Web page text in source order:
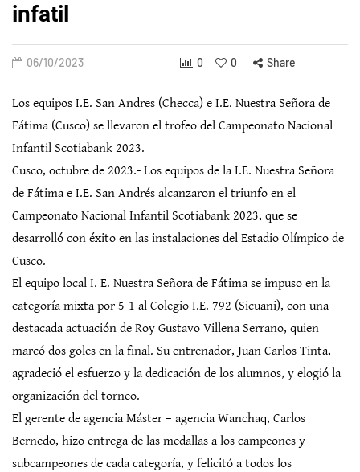
infatil
06/10/2023 0 0 Share
Los equipos I.E. San Andres (Checca) e I.E. Nuestra Señora de
Fátima (Cusco) se llevaron el trofeo del Campeonato Nacional
Infantil Scotiabank 2023.
Cusco, octubre de 2023.- Los equipos de la I.E. Nuestra Señora
de Fátima e I.E. San Andrés alcanzaron el triunfo en el
Campeonato Nacional Infantil Scotiabank 2023, que se
desarrolló con éxito en las instalaciones del Estadio Olímpico de
Cusco.
El equipo local I. E. Nuestra Señora de Fátima se impuso en la
categoría mixta por 5-1 al Colegio I.E. 792 (Sicuani), con una
destacada actuación de Roy Gustavo Villena Serrano, quien
marcó dos goles en la final. Su entrenador, Juan Carlos Tinta,
agradeció el esfuerzo y la dedicación de los alumnos, y elogió la
organización del torneo.
El gerente de agencia Máster – agencia Wanchaq, Carlos
Bernedo, hizo entrega de las medallas a los campeones y
subcampeones de cada categoría, y felicitó a todos los